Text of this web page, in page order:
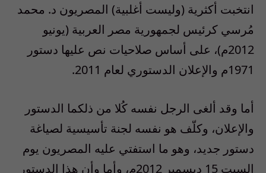
انتخبت أكثرية (وليست أغلبية) المصريون د. محمد
مُرسي كرئيس لجمهورية مصر العربية (يونيو
2012م)، على أساس صلاحيات نص عليها دستور
1971م والإعلان الدستوري لعام 2011.
أما وقد ألغى الرجل نفسه كُلا من ذلكما الدستور
والإعلان، وكلّف هو نفسه لجنة تأسيسية لصياغة
دستور جديد، وهو ما استفتي عليه المصريون يوم
السبت 15 ديسمبر 2012م، وأما وأن هذا الدستور